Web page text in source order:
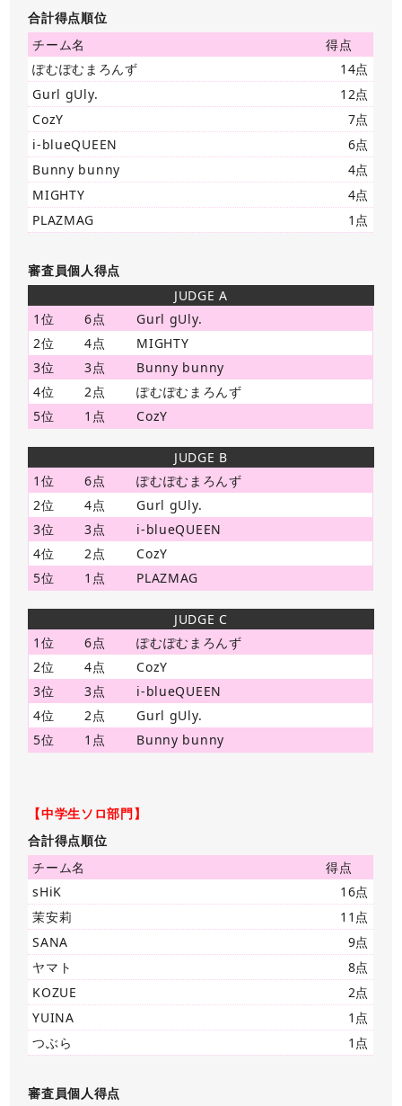
合計得点順位
チーム名
得点
ぽむぽむまろんず
14点
Gurl gUly.
12点
CozY
7点
i-blueQUEEN
6点
Bunny bunny
4点
MIGHTY
4点
PLAZMAG
1点
審査員個人得点
JUDGE A
1位
6点
Gurl gUly.
2位
4点
MIGHTY
3位
3点
Bunny bunny
4位
2点
ぽむぽむまろんず
5位
1点 CozY
JUDGE B
1位
6点
ぽむぽむまろんず
2位
4点
Gurl gUly.
3位
3点
i-blueQUEEN
4位
2点
CozY
5位
1点 PLAZMAG
JUDGE C
1位
6点
ぽむぽむまろんず
2位
4点
CozY
3位
3点
i-blueQUEEN
4位
2点
Gurl gUly.
5位
1点 Bunny bunny
【中学生ソロ部門】
合計得点順位
チーム名
得点
sHiK
16点
茉安莉
11点
SANA
9点
ヤマト
8点
KOZUE
2点
YUINA
1点
つぶら
1点
審査員個人得点